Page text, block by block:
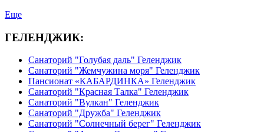
Еще
ГЕЛЕНДЖИК:
Санаторий "Голубая даль" Геленджик
Санаторий "Жемчужина моря" Геленджик
Пансионат «КАБАРДИНКА» Геленджик
Санаторий "Красная Талка" Геленджик
Санаторий "Вулкан" Геленджик
Санаторий "Дружба" Геленджик
Санаторий "Солнечный берег" Геленджик